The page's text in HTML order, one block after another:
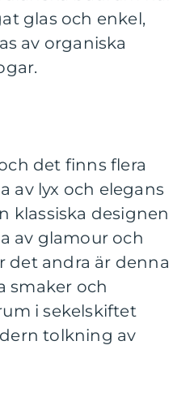
glas och enkel,
av organiska
det finns flera
av lyx och elegans
klassiska designen
av glamour och
det andra är denna
smaker och
i sekelskiftet
tolkning av